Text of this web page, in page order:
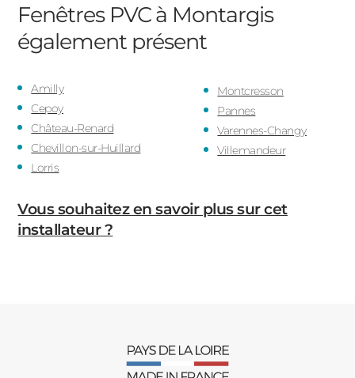
Fenêtres PVC à Montargis
également présent
Amilly
Cepoy
Château-Renard
Chevillon-sur-Huillard
Lorris
Montcresson
Pannes
Varennes-Changy
Villemandeur
Vous souhaitez en savoir plus sur cet
installateur ?